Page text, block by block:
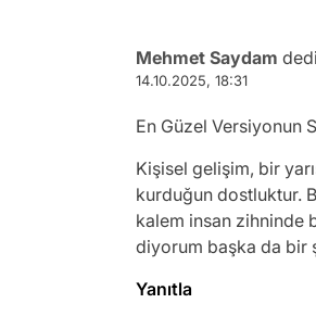
Mehmet Saydam
14.10.2025, 18:31
En Güzel Versiyonun
Kişisel gelişim, bir
kurduğun dostluktur.
kalem insan zihninde
diyorum başka da bir
Yanıtla